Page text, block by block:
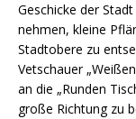
Geschicke der
nehmen, kleine
Stadtobere zu
Vetschauer
an die „Runden
große Richtung zu